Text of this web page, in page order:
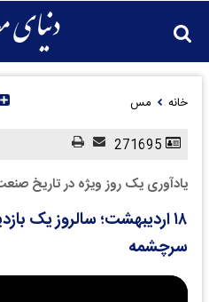
خانه مس
یادآوری یک روز ویژه در تاریخ
۱۸ اردیبهشت؛ سالروز یک
سرچشمه